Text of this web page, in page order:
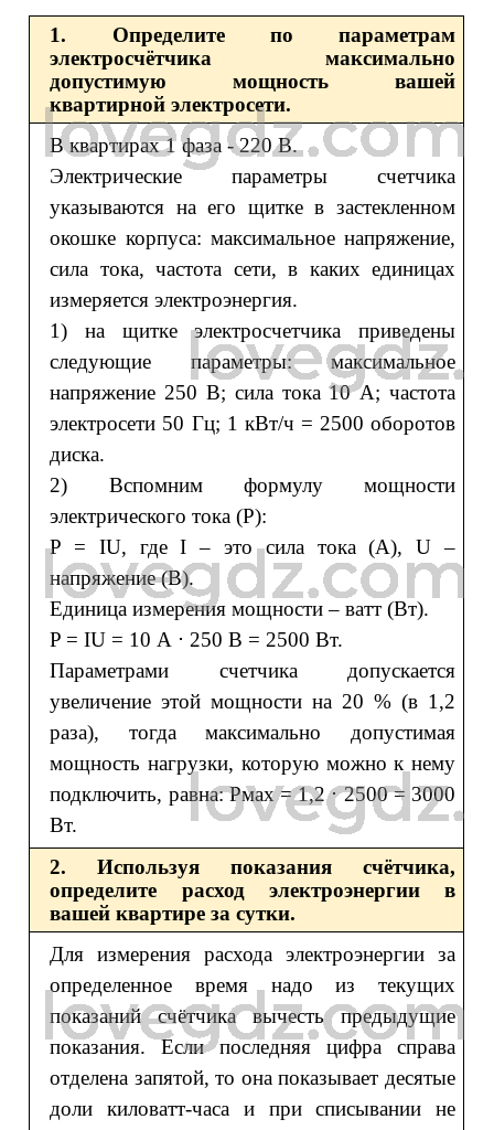
1. Определите по параметрам
электросчётчика максимально
допустимую мощность вашей
квартирной электросети.
В квартирах 1 фаза - 220 В.
Электрические параметры счетчика
указываются на его щитке в застекленном
окошке корпуса: максимальное напряжение,
сила тока, частота сети, в каких единицах
измеряется электроэнергия.
1) на щитке электросчетчика приведены
следующие параметры: максимальное
напряжение 250 В; сила тока 10 А; частота
электросети 50 Гц; 1 кВт/ч = 2500 оборотов
диска.
2) Вспомним формулу мощности
электрического тока (Р):
P = IU, где I – это сила тока (А), U –
напряжение (В).
Единица измерения мощности – ватт (Вт).
P = IU = 10 А ⋅ 250 В = 2500 Вт.
Параметрами счетчика допускается
увеличение этой мощности на 20 % (в 1,2
раза), тогда максимально допустимая
мощность нагрузки, которую можно к нему
подключить, равна: Рмах = 1,2 ⋅ 2500 = 3000
Вт.
2. Используя показания счётчика,
определите расход электроэнергии в
вашей квартире за сутки.
Для измерения расхода электроэнергии за
определенное время надо из текущих
показаний счётчика вычесть предыдущие
показания. Если последняя цифра справа
отделена запятой, то она показывает десятые
доли киловатт-часа и при списывании не